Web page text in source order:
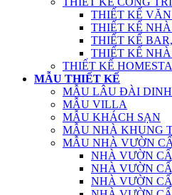
THIẾT KẾ VĂN
THIẾT KẾ
THIẾT KẾ
THIẾT KẾ
THIẾT KẾ
MẪU THIẾT KẾ
MẪU LÂU ĐÀI
MẪU VILLA
MẪU KHÁCH SẠN
MẪU NHÀ KHUNG
MẪU NHÀ VƯỜN
NHÀ VƯỜN
NHÀ VƯỜN
NHÀ VƯỜN